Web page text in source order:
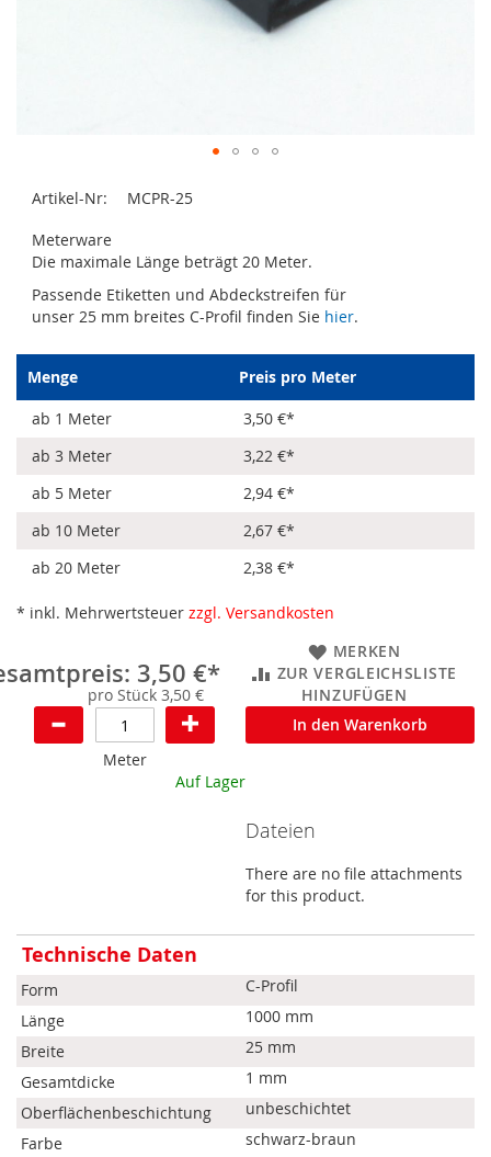
Anfang
Bildergalerie
springen
Artikel-Nr: MCPR-25
Meterware
Die maximale Länge beträgt 20 Meter.
Passende Etiketten und Abdeckstreifen für
unser 25 mm breites C-Profil finden Sie hier.
Menge
Preis pro Meter
ab 1 Meter
3,50 €*
ab 3 Meter
3,22 €*
ab 5 Meter
2,94 €*
ab 10 Meter
2,67 €*
ab 20 Meter
2,38 €*
* inkl. Mehrwertsteuer zzgl. Versandkosten
3,50 €*
pro Stück 3,50 €
MERKEN
ZUR VERGLEICHSLISTE
HINZUFÜGEN
Meter
In den Warenkorb
Auf Lager
Dateien
There are no file attachments
for this product.
Mehr
Informationen
Technische Daten
Form
C-Profil
Länge
1000 mm
Breite
25 mm
Gesamtdicke
1 mm
Oberflächenbeschichtung
unbeschichtet
Farbe
schwarz-braun